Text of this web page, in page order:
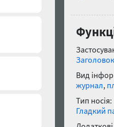
Заголовок
Вид
журнал,
Тип носія:
Гладкий